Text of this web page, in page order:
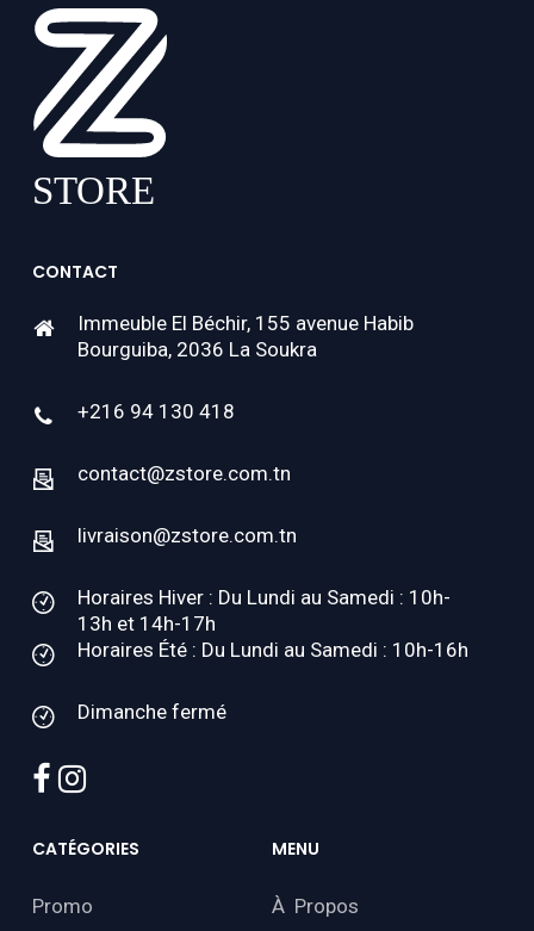
CONTACT
Immeuble El Béchir, 155 avenue Habib
Bourguiba, 2036 La Soukra
+216 94 130 418
contact@zstore.com.tn
livraison@zstore.com.tn
Horaires Hiver : Du Lundi au Samedi : 10h-
13h et 14h-17h
Horaires Été : Du Lundi au Samedi : 10h-16h
Dimanche fermé
facebook
instagram
CATÉGORIES
Promo
MENU
À Propos